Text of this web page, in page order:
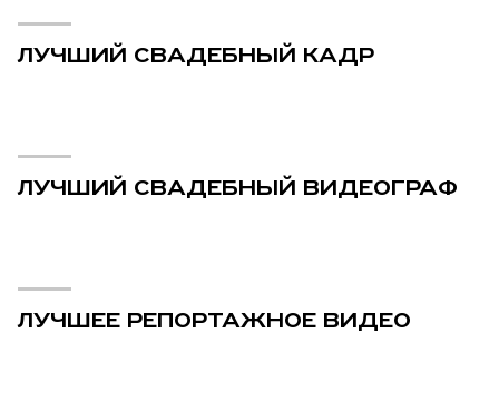
ЛУЧШИЙ СВАДЕБНЫЙ КАДР
ЛУЧШИЙ СВАДЕБНЫЙ ВИДЕОГРАФ
ЛУЧШЕЕ РЕПОРТАЖНОЕ ВИДЕО